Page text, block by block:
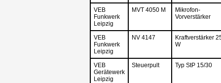
VEB
Funkwerk
Leipzig
MVT 4050 M
Mikrofon-
Vorverstärker
VEB
Funkwerk
Leipzig
NV 4147
Kraftverstärker
W
VEB
Gerätewerk
Leipzig
Steuerpult Typ StP 15/30